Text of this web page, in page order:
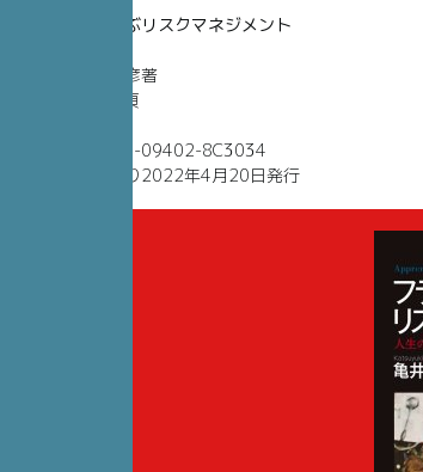
フランス映画に学ぶリスクマネジメント
亀井克之・杉原賢彦著
四六判上製／278頁
ISBN／978-4-623-09402-8C3034
より2022年4月20日発行